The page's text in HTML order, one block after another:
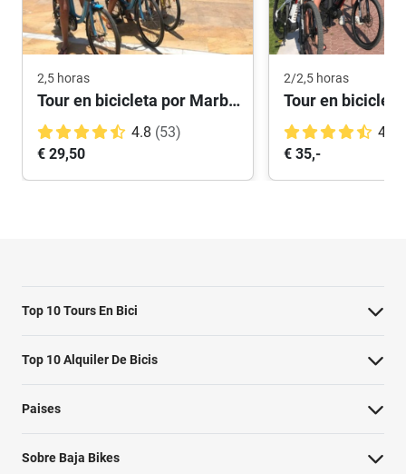
2,5 horas
Tour en bicicleta por Marbella: lo más destacado
4.8 (53)
€ 29,50
2/2,5 horas
4.6
€ 35,-
Top 10 Tours En Bici
Lo más destacado de Ámsterdam
Barcelona imprescindible
Lo mejor de Sevilla en Bicicleta
Top 10 Alquiler De Bicis
Alquiler de bicicletas Ámsterdam
Alquiler de bicicletas Valencia
Alquiler de bicicletas Roma
Paises
Italia
Sobre Baja Bikes